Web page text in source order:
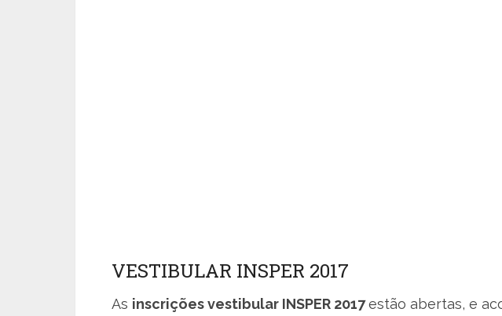
VESTIBULAR INSPER 2017
As inscrições vestibular INSPER 2017estão abertas, e